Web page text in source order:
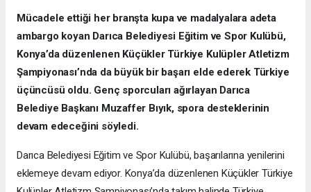
Mücadele ettiği her branşta kupa ve madalyalara adeta
ambargo koyan Darıca Belediyesi Eğitim ve Spor Kulübü,
Konya’da düzenlenen Küçükler Türkiye Kulüpler Atletizm
Şampiyonası’nda da büyük bir başarı elde ederek Türkiye
üçüncüsü oldu. Genç sporcuları ağırlayan Darıca
Belediye Başkanı Muzaffer Bıyık, spora desteklerinin
devam edeceğini söyledi.
Darıca Belediyesi Eğitim ve Spor Kulübü, başarılarına yenilerini
eklemeye devam ediyor. Konya’da düzenlenen Küçükler Türkiye